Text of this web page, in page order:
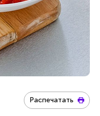
Распечатать